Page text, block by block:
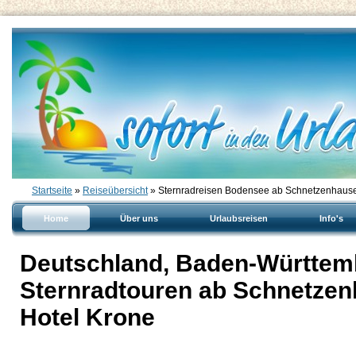
Startseite » Reiseübersicht» Sternradreisen Bodensee ab
Home Über uns Urlaubsreisen Info's
Deutschland, Baden-
Sternradtouren ab
Hotel Krone